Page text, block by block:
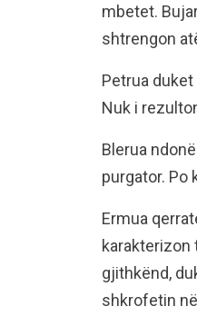
mbetet.
shtrengon
Petrua
Nuk i
Blerua
purgator. Po
Ermua
karakterizon
gjithkënd,
shkrofetin